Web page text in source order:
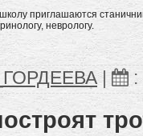
приглашаются
неврологу.
| :